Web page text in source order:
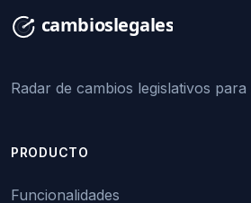
Radar de cambios legislativos para
PRODUCTO
Funcionalidades